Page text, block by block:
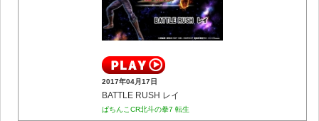
2017年04月17日
BATTLE RUSH レイ
ぱちんこCR北斗の拳7 転生